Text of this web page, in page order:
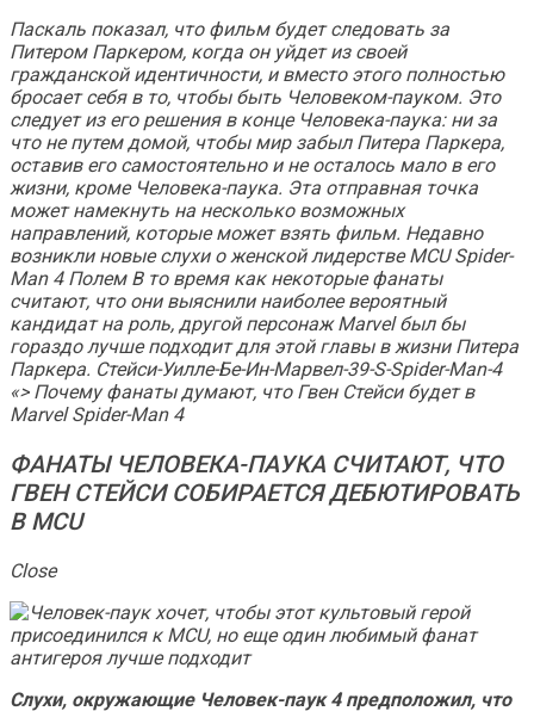
Паскаль показал, что фильм будет следовать за
Питером Паркером, когда он уйдет из своей
гражданской идентичности, и вместо этого полностью
бросает себя в то, чтобы быть Человеком-пауком. Это
следует из его решения в конце Человека-паука: ни за
что не путем домой, чтобы мир забыл Питера Паркера,
оставив его самостоятельно и не осталось мало в его
жизни, кроме Человека-паука. Эта отправная точка
может намекнуть на несколько возможных
направлений, которые может взять фильм. Недавно
возникли новые слухи о женской лидерстве MCUSpider-
Man 4 Полем В то время как некоторые фанаты
считают, что они выяснили наиболее вероятный
кандидат на роль, другой персонаж Marvel был бы
гораздо лучше подходит для этой главы в жизни Питера
Паркера. Стейси-Уилле-Бе-Ин-Марвел-39-S-Spider-Man-4
«> Почему фанаты думают, что Гвен Стейси будет в
Marvel Spider-Man 4
ФАНАТЫ ЧЕЛОВЕКА-ПАУКА СЧИТАЮТ, ЧТО
ГВЕН СТЕЙСИ СОБИРАЕТСЯ ДЕБЮТИРОВАТЬ
В MCU
Close
Слухи, окружающие Человек-паук 4 предположил, что